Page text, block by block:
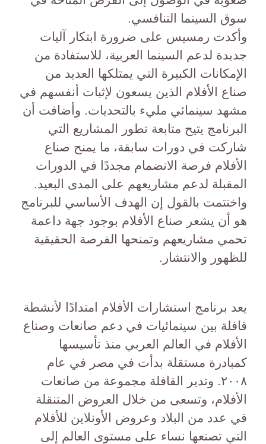
سوق السينما التنافسي.
وأكدت رمسيس على ضرورة ابتكار آليات
جديدة لدعم السينما العربية، للاستفادة من
الإمكانات الكبيرة التي يمتلكها العديد من
صناع الأفلام الذين يسعون لإثبات أنفسهم في
مشهد سينمائي مليء بالتحديات. وأضافت أن
البرنامج يتيح متابعة تطور المشاريع التي
شاركت في دورات سابقة، ما يمنح صناع
الأفلام فرصة الانضمام مجددًا في الدورات
المقبلة لدعم مشاريعهم على المدى البعيد.
واختتمت بالقول إن الهدف الأساسي للبرنامج
هو أن يشعر صناع الأفلام بوجود جهة داعمة
تحمي مشاريعهم وتمنحها الفرصة الحقيقية
للظهور والانتشار.
يعد برنامج استشارات الأفلام امتدادًا لأنشطة
قافلة بين سينمائيات في دعم صانعات وصناع
الأفلام في العالم العربي منذ تأسيسها
كمبادرة مستقلة بدأت في مصر في عام
٢٠٠٨. وتدير القافلة مجموعة من صانعات
الأفلام، وتسعى من خلال العروض المتنقلة
في عدد من البلاد وعروض الأونلاين للأفلام
التي تصنعها نساء على مستوى العالم إلى